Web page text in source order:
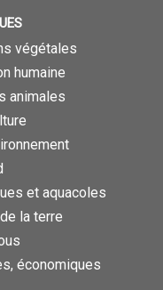
végétales
humaine
animales
et aquacoles
la terre
économiques